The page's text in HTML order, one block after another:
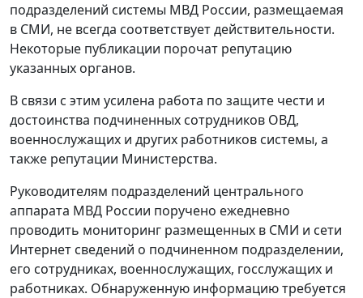
подразделений системы МВД России, размещаемая
в СМИ, не всегда соответствует действительности.
Некоторые публикации порочат репутацию
указанных органов.
В связи с этим усилена работа по защите чести и
достоинства подчиненных сотрудников ОВД,
военнослужащих и других работников системы, а
также репутации Министерства.
Руководителям подразделений центрального
аппарата МВД России поручено ежедневно
проводить мониторинг размещенных в СМИ и сети
Интернет сведений о подчиненном подразделении,
его сотрудниках, военнослужащих, госслужащих и
работниках. Обнаруженную информацию требуется